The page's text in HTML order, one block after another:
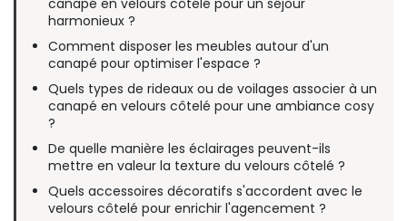
canapé en velours côtelé pour un séjour
harmonieux ?
Comment disposer les meubles autour d'un
canapé pour optimiser l'espace ?
Quels types de rideaux ou de voilages associer à un
canapé en velours côtelé pour une ambiance cosy
?
De quelle manière les éclairages peuvent-ils
mettre en valeur la texture du velours côtelé ?
Quels accessoires décoratifs s'accordent avec le
velours côtelé pour enrichir l'agencement ?